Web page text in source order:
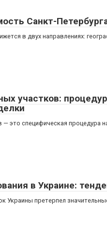
Санкт-
в двух направлениях:
участков:
— это специфическая процедура
в Украине:
Украины претерпел